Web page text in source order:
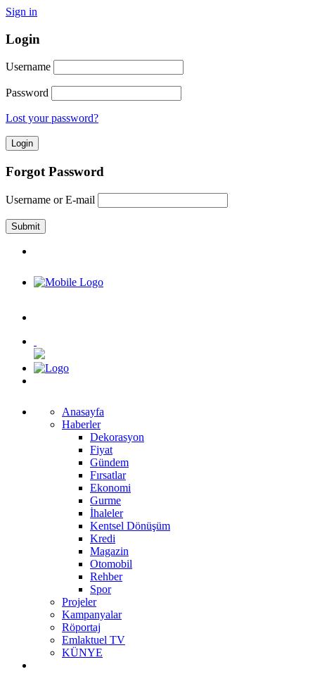
Sign in
Login
Username
Password
Lost your password?
Forgot Password
Username or E-mail
Anasayfa
Haberler
Dekorasyon
Fiyat
Gündem
Fırsatlar
Ekonomi
Gurme
İhaleler
Kentsel Dönüşüm
Kredi
Magazin
Otomobil
Rehber
Spor
Projeler
Kampanyalar
Röportaj
Emlaktuel TV
KÜNYE